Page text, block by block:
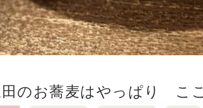
のお蕎麦はやっぱり ここ